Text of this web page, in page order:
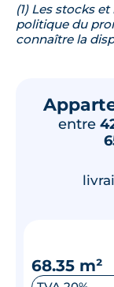
(1) Les stocks
politique du
connaître la
entre
68.35 m²